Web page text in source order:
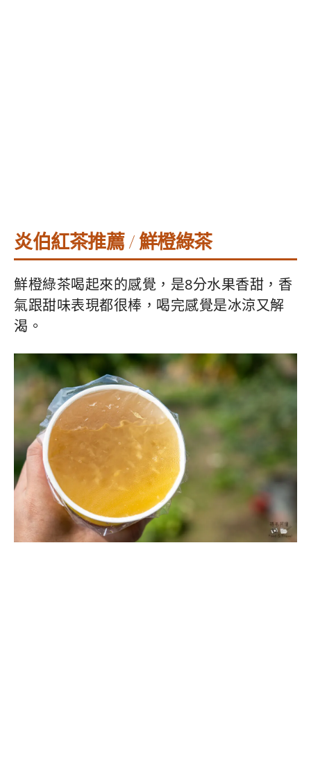
炎伯紅茶推薦 / 鮮橙綠茶
鮮橙綠茶喝起來的感覺，是8分水果香甜，香
氣跟甜味表現都很棒，喝完感覺是冰涼又解
渴。